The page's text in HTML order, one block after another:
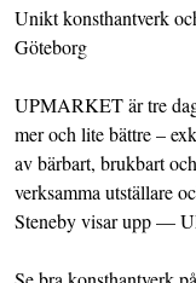
Unikt konsthantverk
Göteborg
UPMARKET är tre
mer och lite bättre –
av bärbart, brukbart
verksamma utställare
Steneby visar upp —